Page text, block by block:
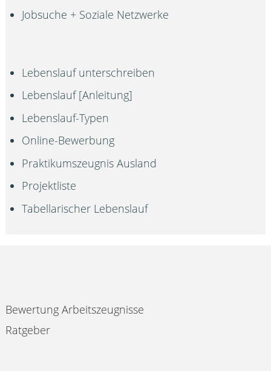
Jobsuche + Soziale Netzwerke
Lebenslauf unterschreiben
Lebenslauf [Anleitung]
Lebenslauf-Typen
Online-Bewerbung
Praktikumszeugnis Ausland
Projektliste
Tabellarischer Lebenslauf
Bewertung Arbeitszeugnisse
Ratgeber